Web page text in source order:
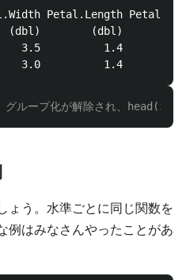
Petal.Length
(dbl)        (dbl)
3.5          1.4
グループ化が解除され、
ょう。水準ごとに同じ関数を
例はみなさんやったことがあ